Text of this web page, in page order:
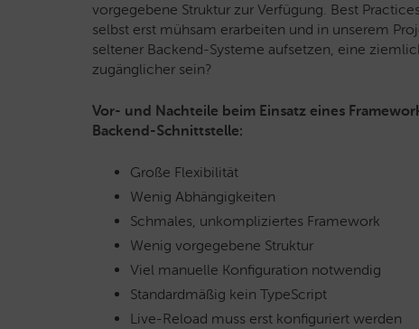
vorgegebene Struktur zur Verfügung. Best
selbst erst mühsam erarbeiten und in unserem
seltener Backend-Systeme aufsetzen, eine
zugänglicher sein?
Vor- und Nachteile beim Einsatz eines
Backend-Schnittstelle:
Große Flexibilität
Wenig Abhängigkeiten
Schmales, unkompliziertes Framework
Wenig vorgegebene Struktur
Viel manuelle Konfiguration notwendig
Standardmäßig kein TypeScript
Live-Reload muss erst konfiguriert werden